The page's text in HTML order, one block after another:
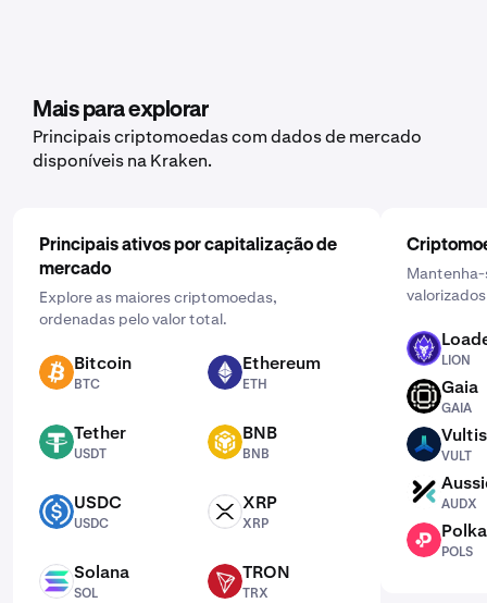
Mais para explorar
Principais criptomoedas com dados de mercado
disponíveis na Kraken.
Principais ativos por capitalização de
mercado
Explore as maiores criptomoedas,
ordenadas pelo valor total.
BTC Bitcoin
BTC
ETH Ethereum
ETH
USDT Tether
USDT
BNB BNB
BNB
USDC USDC
USDC
XRP XRP
XRP
SOL Solana
SOL
TRX TRON
TRX
LION
LION
Gaia
GAIA
VULT
VULT
AUDX
AUDX
POLS
POLS